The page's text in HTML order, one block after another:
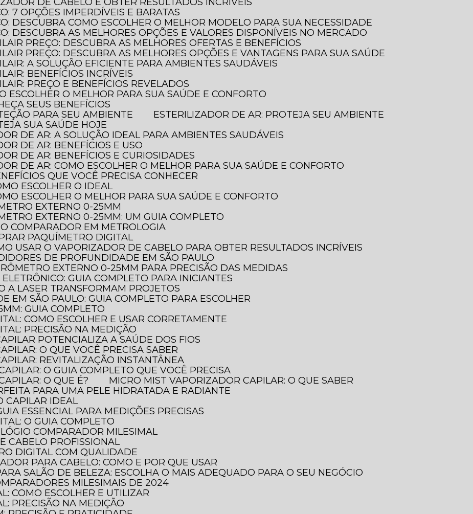
7 OPÇÕES IMPERDÍVEIS E BARATAS
DESCUBRA COMO ESCOLHER O MELHOR MODELO PARA SUA NECESSIDADE
DESCUBRA AS MELHORES OPÇÕES E VALORES DISPONÍVEIS NO MERCADO
PREÇO: DESCUBRA AS MELHORES OFERTAS E BENEFÍCIOS
PREÇO: DESCUBRA AS MELHORES OPÇÕES E VANTAGENS PARA SUA SAÚDE
A SOLUÇÃO EFICIENTE PARA AMBIENTES SAUDÁVEIS
BENEFÍCIOS INCRÍVEIS
PREÇO E BENEFÍCIOS REVELADOS
ESCOLHER O MELHOR PARA SUA SAÚDE E CONFORTO
SEUS BENEFÍCIOS
PARA SEU AMBIENTE
ESTERILIZADOR DE AR: PROTEJA SEU AMBIENTE
SUA SAÚDE HOJE
DE AR: A SOLUÇÃO IDEAL PARA AMBIENTES SAUDÁVEIS
DE AR: BENEFÍCIOS E USO
DE AR: BENEFÍCIOS E CURIOSIDADES
DE AR: COMO ESCOLHER O MELHOR PARA SUA SAÚDE E CONFORTO
QUE VOCÊ PRECISA CONHECER
ESCOLHER O IDEAL
ESCOLHER O MELHOR PARA SUA SAÚDE E CONFORTO
EXTERNO 0-25MM
EXTERNO 0-25MM: UM GUIA COMPLETO
COMPARADOR EM METROLOGIA
PAQUÍMETRO DIGITAL
USAR O VAPORIZADOR DE CABELO PARA OBTER RESULTADOS INCRÍVEIS
DE PROFUNDIDADE EM SÃO PAULO
EXTERNO 0-25MM PARA PRECISÃO DAS MEDIDAS
GUIA COMPLETO PARA INICIANTES
A LASER TRANSFORMAM PROJETOS
EM SÃO PAULO: GUIA COMPLETO PARA ESCOLHER
GUIA COMPLETO
COMO ESCOLHER E USAR CORRETAMENTE
PRECISÃO NA MEDIÇÃO
POTENCIALIZA A SAÚDE DOS FIOS
O QUE VOCÊ PRECISA SABER
REVITALIZAÇÃO INSTANTÂNEA
O GUIA COMPLETO QUE VOCÊ PRECISA
O QUE É?
MICRO MIST VAPORIZADOR CAPILAR: O QUE SABER
PARA UMA PELE HIDRATADA E RADIANTE
CAPILAR IDEAL
ESSENCIAL PARA MEDIÇÕES PRECISAS
O GUIA COMPLETO
COMPARADOR MILESIMAL
CABELO PROFISSIONAL
DIGITAL COM QUALIDADE
PARA CABELO: COMO E POR QUE USAR
SALÃO DE BELEZA: ESCOLHA O MAIS ADEQUADO PARA O SEU NEGÓCIO
MILESIMAIS DE 2024
COMO ESCOLHER E UTILIZAR
PRECISÃO NA MEDIÇÃO